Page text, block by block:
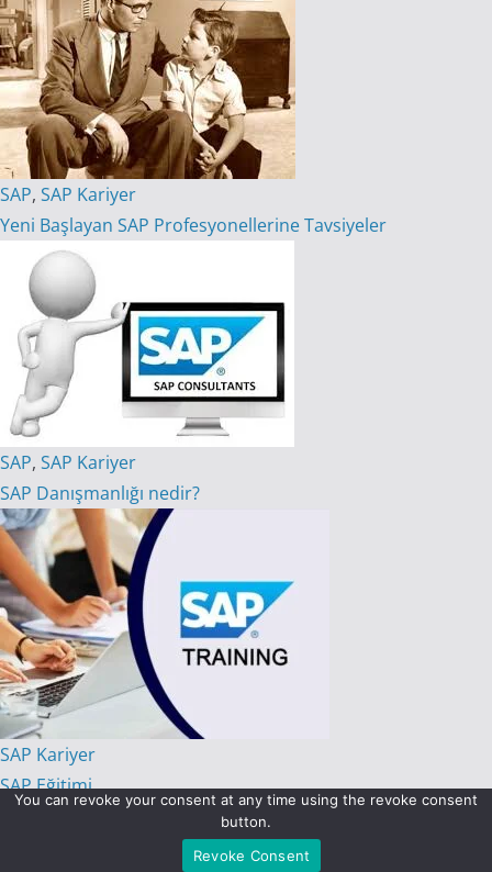
SAP, SAP Kariyer
Yeni Başlayan SAP Profesyonellerine Tavsiyeler
SAP, SAP Kariyer
SAP Danışmanlığı nedir?
SAP Kariyer
SAP Eğitimi
You can revoke your consent at any time using the revoke consent
button.
Revoke Consent